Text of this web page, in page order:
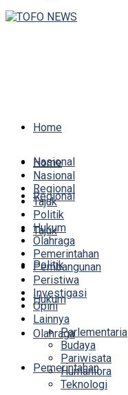
Home
Nasional
Regional
Tajuk
Politik
Hukum
Olahraga
Pemerintahan
Home
Nasional
Regional
Tajuk
Politik
Hukum
Olahraga
Pemerintahan
Pembangunan
Peristiwa
Investigasi
Opini
Lainnya
Parlementaria
Budaya
Pariwisata
Humaniora
Teknologi